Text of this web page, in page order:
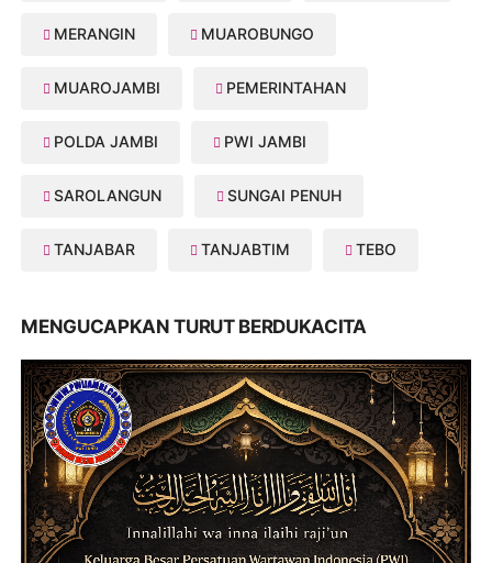
MERANGIN MUAROBUNGO
MUAROJAMBI PEMERINTAHAN
POLDA JAMBI PWI JAMBI
SAROLANGUN SUNGAI PENUH
TANJABAR TANJABTIM TEBO
MENGUCAPKAN TURUT BERDUKACITA